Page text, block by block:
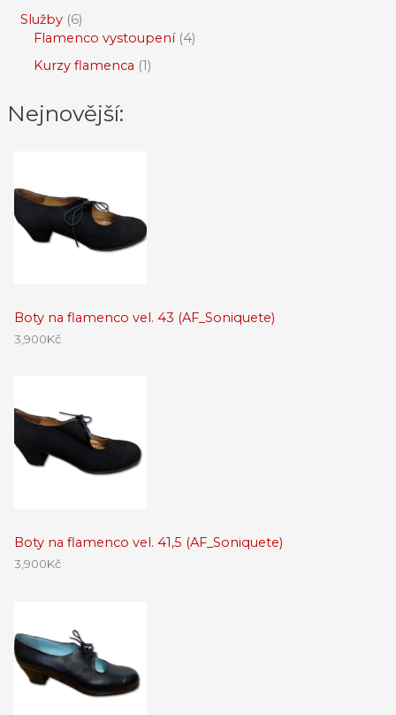
Služby 6
Flamenco vystoupení 4
Kurzy flamenca 1
Nejnovější:
Boty na flamenco vel. 43 (AF_Soniquete)
3,900Kč
Boty na flamenco vel. 41,5 (AF_Soniquete)
3,900Kč